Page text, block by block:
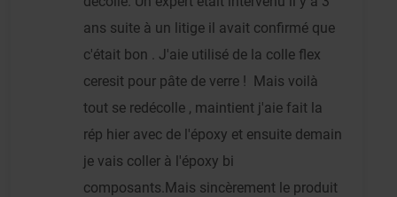
ans suite à un litige il avait confirmé que
c'était bon . J'aie utilisé de la colle flex
ceresit pour pâte de verre ! Mais voilà
tout se redécolle , maintient j'aie fait la
rép hier avec de l'époxy et ensuite demain
je vais coller à l'époxy bi
composants.Mais sincèrement le produit